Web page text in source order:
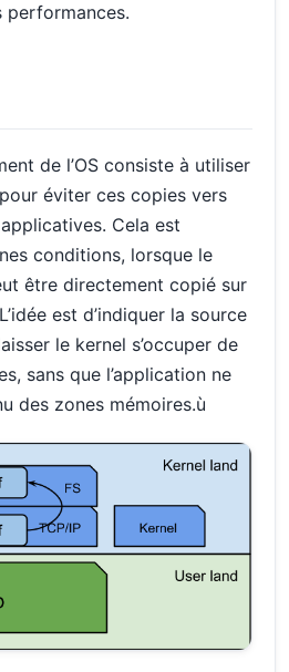
performances.
de l’OS consiste à utiliser
éviter ces copies vers
Cela est
conditions, lorsque le
être directement copié sur
est d’indiquer la source
le kernel s’occuper de
sans que l’application ne
des zones mémoires.ù